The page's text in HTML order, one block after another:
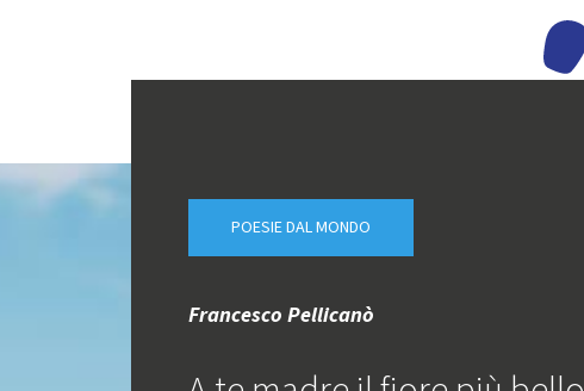
POESIE DAL MONDO
Francesco Pellicanò